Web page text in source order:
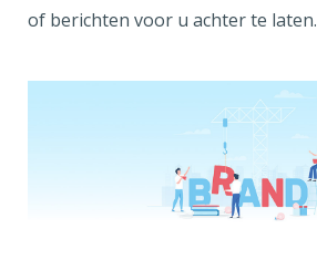
of berichten voor u achter te laten.